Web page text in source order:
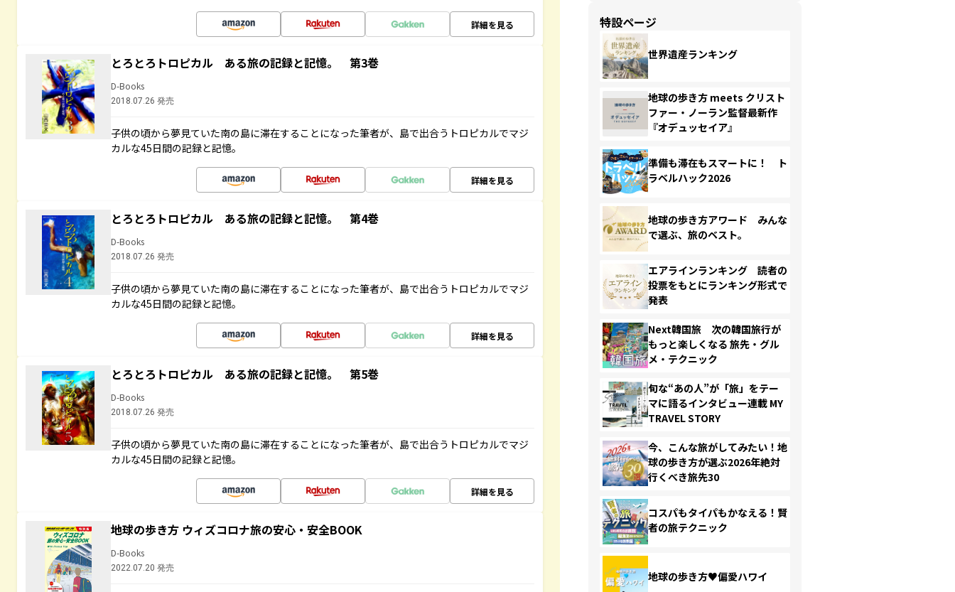
詳細を見る
とろとろトロピカル ある旅の記録と記憶。 第3巻
D-Books
2018.07.26 発売
子供の頃から夢見ていた南の島に滞在することになった筆者が、島で出合うトロピカルでマジ
カルな45日間の記録と記憶。
詳細を見る
とろとろトロピカル ある旅の記録と記憶。 第4巻
D-Books
2018.07.26 発売
子供の頃から夢見ていた南の島に滞在することになった筆者が、島で出合うトロピカルでマジ
カルな45日間の記録と記憶。
詳細を見る
とろとろトロピカル ある旅の記録と記憶。 第5巻
D-Books
2018.07.26 発売
子供の頃から夢見ていた南の島に滞在することになった筆者が、島で出合うトロピカルでマジ
カルな45日間の記録と記憶。
詳細を見る
地球の歩き方 ウィズコロナ旅の安心・安全BOOK
D-Books
2022.07.20 発売
特設ページ
世界遺産ランキング
地球の歩き方 meets クリスト
ファー・ノーラン監督最新作
『オデュッセイア』
準備も滞在もスマートに！ ト
ラベルハック2026
地球の歩き方アワード みんな
で選ぶ、旅のベスト。
エアラインランキング 読者の
投票をもとにランキング形式で
発表
Next韓国旅 次の韓国旅行が
もっと楽しくなる 旅先・グル
メ・テクニック
旬な“あの人”が「旅」をテー
マに語るインタビュー連載 MY
TRAVEL STORY
今、こんな旅がしてみたい！地
球の歩き方が選ぶ2026年絶対
行くべき旅先30
コスパもタイパもかなえる！賢
者の旅テクニック
地球の歩き方♥偏愛ハワイ